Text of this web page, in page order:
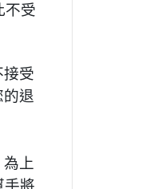
不受
接受
退
上
手將